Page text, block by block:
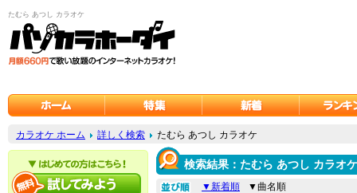
たむら あつし カラオケ
カラオケ ホーム 詳しく検索 たむら あつし カラオケ
検索結果：たむら あつし カラオケ
▼新着順 ▼曲名順